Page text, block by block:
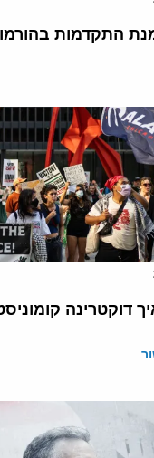
התקדמות
דוקטרינה